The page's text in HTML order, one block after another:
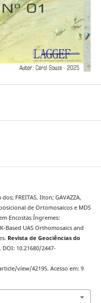
FREITAS, Ilton; GAVAZZA,
de Ortomosaicos e MDS
Encostas Íngremes:
Based UAS Orthomosaics and
Revista de Geociências do
DOI: 10.21680/2447-
view/42195. Acesso em: 9